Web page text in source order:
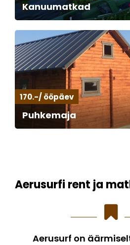
Kanuumatkad
170.-/ ööpäev
Puhkemaja
Aerusurfi rent ja
Aerusurf on